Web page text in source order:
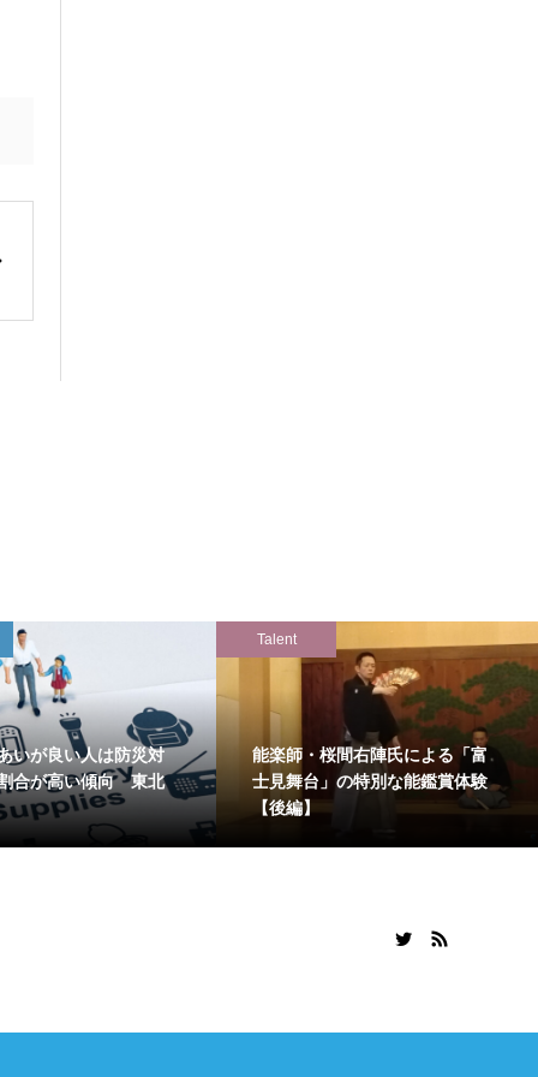
いが良い人は防災対
合が高い傾向 東北
Talent
能楽師・桜間右陣氏による「富
士見舞台」の特別な能鑑賞体験
【後編】